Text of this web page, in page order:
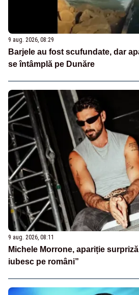
9 aug. 2026, 08:29
Barjele au fost scufundate, dar
se întâmplă pe Dunăre
9 aug. 2026, 08:11
Michele Morrone, apariție
iubesc pe români”